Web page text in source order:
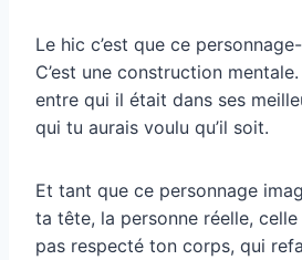
Le hic c’est que ce
C’est une construction
entre qui il était dans ses
qui tu aurais voulu qu’il soit.
Et tant que ce personnage
ta tête, la personne réelle, celle
pas respecté ton corps, qui